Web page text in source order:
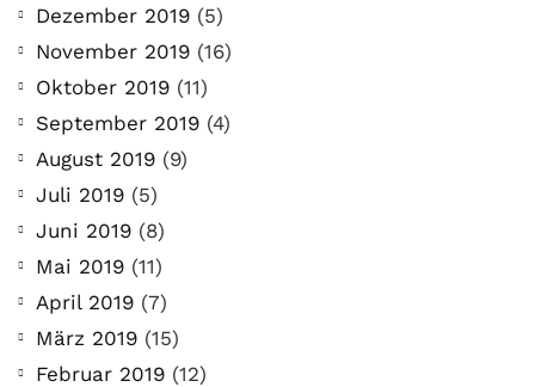
Dezember 2019 (5)
November 2019 (16)
Oktober 2019 (11)
September 2019 (4)
August 2019 (9)
Juli 2019 (5)
Juni 2019 (8)
Mai 2019 (11)
April 2019 (7)
März 2019 (15)
Februar 2019 (12)